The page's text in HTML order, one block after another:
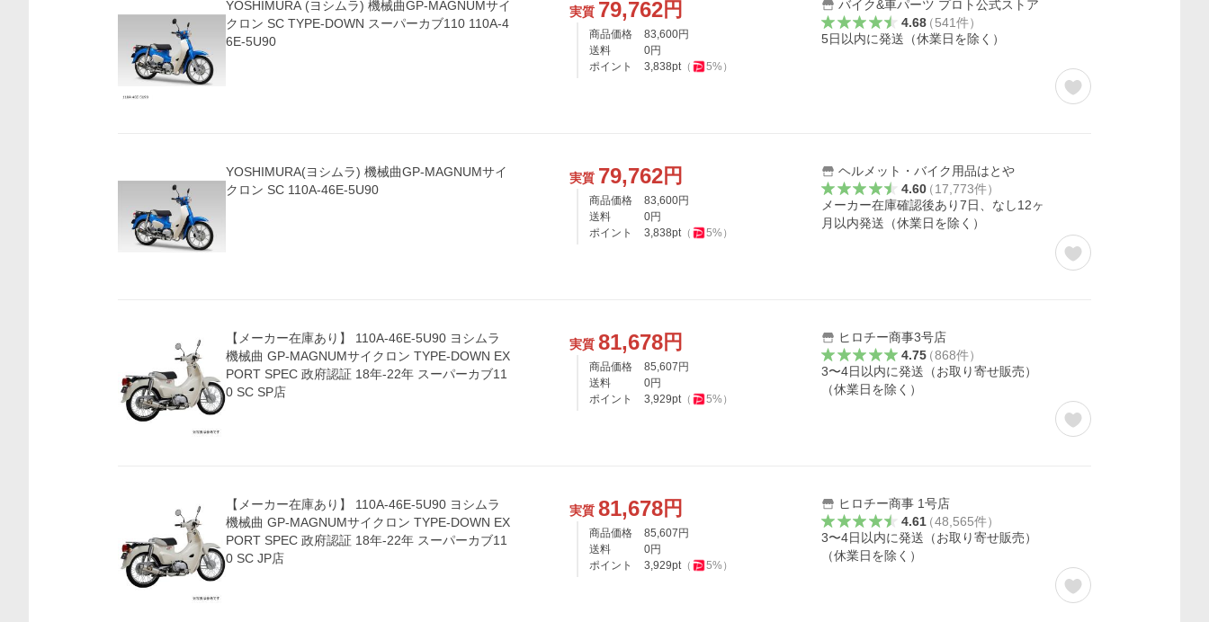
YOSHIMURA (ヨシムラ) 機械曲GP-MAGNUMサイ
クロン SC TYPE-DOWN スーパーカブ110 110A-4
6E-5U90
実質 79,762円
商品価格 83,600円
送料
0円
ポイント
3,838pt（ 5%）
バイク&車パーツ プロト公式ストア
4.68（541件）
5日以内に発送（休業日を除く）
YOSHIMURA(ヨシムラ) 機械曲GP-MAGNUMサイ
クロン SC 110A-46E-5U90
実質 79,762円
商品価格 83,600円
送料
0円
ポイント
3,838pt（ 5%）
ヘルメット・バイク用品はとや
4.60（17,773件）
メーカー在庫確認後あり7日、なし12ヶ
月以内発送（休業日を除く）
【メーカー在庫あり】 110A-46E-5U90 ヨシムラ
機械曲 GP-MAGNUMサイクロン TYPE-DOWN EX
PORT SPEC 政府認証 18年-22年 スーパーカブ11
0 SC SP店
実質 81,678円
商品価格 85,607 円
送料
0円
ポイント
3,929pt（ 5%）
ヒロチー商事3号店
4.75（868件）
3〜4日以内に発送（お取り寄せ販売）
（休業日を除く）
【メーカー在庫あり】 110A-46E-5U90 ヨシムラ
機械曲 GP-MAGNUMサイクロン TYPE-DOWN EX
PORT SPEC 政府認証 18年-22年 スーパーカブ11
0 SC JP店
実質 81,678円
商品価格 85,607 円
送料
0円
ポイント
3,929pt（ 5%）
ヒロチー商事 1号店
4.61（48,565件）
3〜4日以内に発送（お取り寄せ販売）
（休業日を除く）